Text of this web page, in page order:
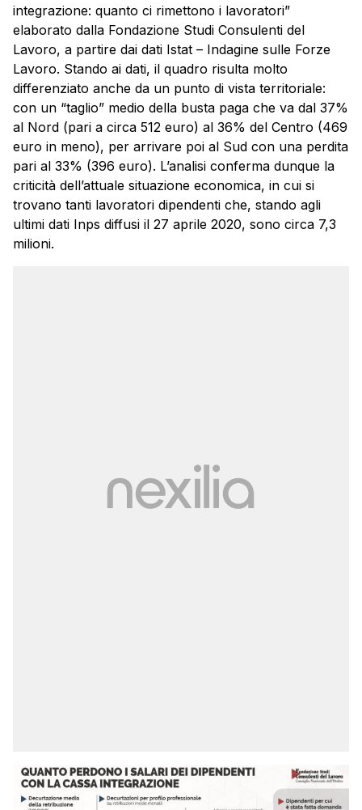
integrazione: quanto ci rimettono i lavoratori”
elaborato dalla Fondazione Studi Consulenti del
Lavoro, a partire dai dati Istat – Indagine sulle Forze
Lavoro. Stando ai dati, il quadro risulta molto
differenziato anche da un punto di vista territoriale:
con un “taglio” medio della busta paga che va dal 37%
al Nord (pari a circa 512 euro) al 36% del Centro (469
euro in meno), per arrivare poi al Sud con una perdita
pari al 33% (396 euro). L’analisi conferma dunque la
criticità dell’attuale situazione economica, in cui si
trovano tanti lavoratori dipendenti che, stando agli
ultimi dati Inps diffusi il 27 aprile 2020, sono circa 7,3
milioni.